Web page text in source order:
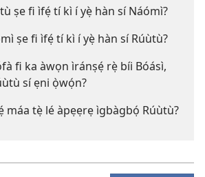
ṣe fi ìfẹ́ tí kì í yẹ̀ hàn sí Náómì?
ṣe fi ìfẹ́ tí kì í yẹ̀ hàn sí Rúùtù?
fi ka àwọn ìránṣẹ́ rẹ̀ bíi Bóásì,
sí ẹni ọ̀wọ́n?
máa tẹ̀ lé àpẹẹrẹ ìgbàgbọ́ Rúùtù?